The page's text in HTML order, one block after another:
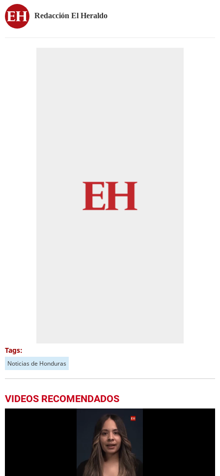
Redacción El Heraldo
Tags:
Noticias de Honduras
VIDEOS RECOMENDADOS